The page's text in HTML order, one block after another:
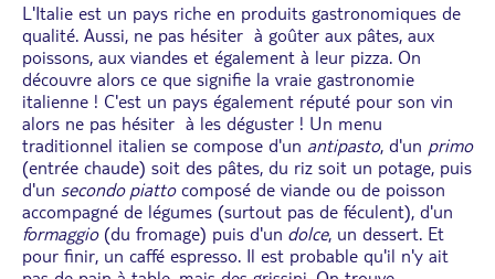
L'Italie est un pays riche en produits gastronomiques de
qualité. Aussi, ne pas hésiter à goûter aux pâtes, aux
poissons, aux viandes et également à leur pizza. On
découvre alors ce que signifie la vraie gastronomie
italienne ! C'est un pays également réputé pour son vin
alors ne pas hésiter à les déguster ! Un menu
traditionnel italien se compose d'un antipasto, d'un primo
(entrée chaude) soit des pâtes, du riz soit un potage, puis
d'un secondo piattocomposé de viande ou de poisson
accompagné de légumes (surtout pas de féculent), d'un
formaggio(du fromage) puis d'un dolce, un dessert. Et
pour finir, un caffé espresso. Il est probable qu'il n'y ait